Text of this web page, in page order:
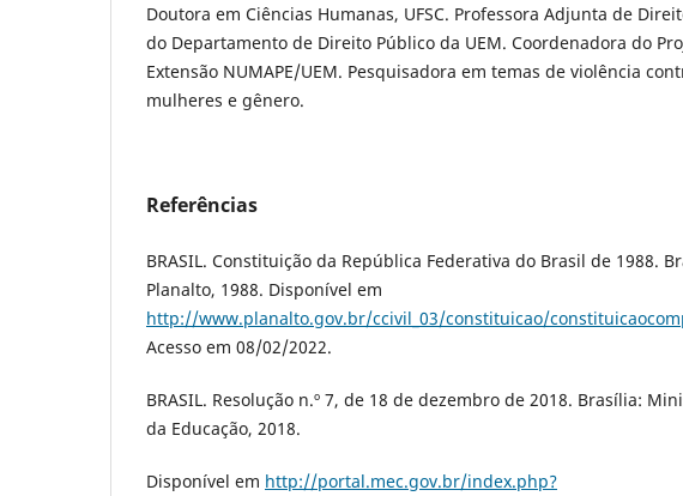
Doutora em Ciências Humanas, UFSC. Professora Adjunta de
do Departamento de Direito Público da UEM. Coordenadora do
Extensão NUMAPE/UEM. Pesquisadora em temas de violência
mulheres e gênero.
Referências
BRASIL. Constituição da República Federativa do Brasil de 1988.
Planalto, 1988. Disponível em
http://www.planalto.gov.br/ccivil_03/constituicao/
Acesso em 08/02/2022.
BRASIL. Resolução n.º 7, de 18 de dezembro de 2018. Brasília:
da Educação, 2018.
Disponível em http://portal.mec.gov.br/index.php?